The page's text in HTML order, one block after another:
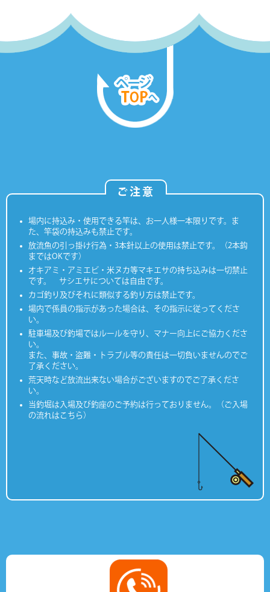
ご注意
場内に持込み・使用できる竿は、お一人様一本限りです。ま
た、竿袋の持込みも禁止です。
放流魚の引っ掛け行為・3本針以上の使用は禁止です。（2本鈎
まではOKです）
オキアミ・アミエビ・米ヌカ等マキエサの持ち込みは一切禁止
です。 サシエサについては自由です。
カゴ釣り及びそれに類似する釣り方は禁止です。
場内で係員の指示があった場合は、その指示に従ってくださ
い。
駐車場及び釣場ではルールを守り、マナー向上にご協力くださ
い。
また、事故・盗難・トラブル等の責任は一切負いませんのでご
了承ください。
荒天時など放流出来ない場合がございますのでご了承くださ
い。
当釣堀は入場及び釣座のご予約は行っておりません。（ご入場
の流れはこちら）